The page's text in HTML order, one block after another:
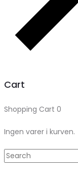
Cart
Shopping Cart 0
Ingen varer i kurven.
Search